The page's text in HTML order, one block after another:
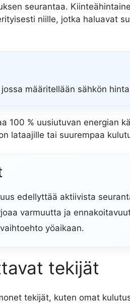
seurantaa.
niille, jotka haluavat
jossa määritellään sähkön
100 % uusiutuvan energian
lataajille tai suurempaa
edellyttää aktiivista
varmuutta ja
yöaikaan.
tekijät
tekijät, kuten omat